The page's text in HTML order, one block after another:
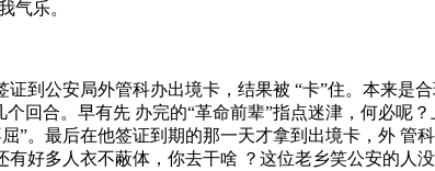
气乐。
公安局外管科办出境卡，结果被 “卡”住。本来是
回合。早有先 办完的“革命前辈”指点迷津，何必呢
”。最后在他签证到期的那一天才拿到出境卡，外 管
好多人衣不蔽体，你去干啥 ？这位老乡笑公安的人